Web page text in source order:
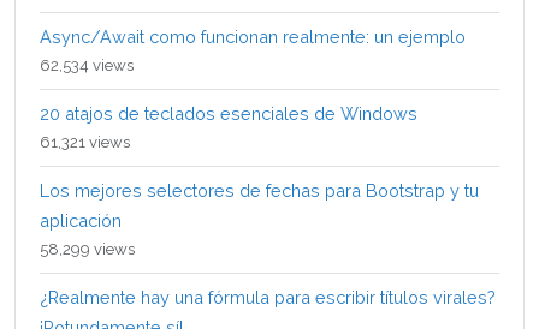
Async/Await como funcionan realmente: un ejemplo
62,534 views
20 atajos de teclados esenciales de Windows
61,321 views
Los mejores selectores de fechas para Bootstrap y tu
aplicación
58,299 views
¿Realmente hay una fórmula para escribir títulos virales?